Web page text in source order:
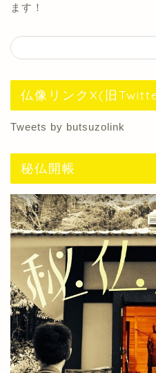
ます！
仏像リンクX(旧
Tweets by butsuzolink
秘仏開帳